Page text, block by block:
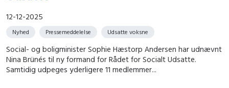
12-12-2025
Nyhed Pressemeddelelse Udsatte voksne
Social- og boligminister Sophie Hæstorp Andersen har udnævnt
Nina Brünés til ny formand for Rådet for Socialt Udsatte.
Samtidig udpeges yderligere 11 medlemmer...